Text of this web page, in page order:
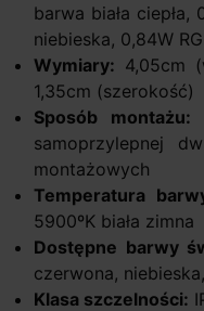
barwa biała
niebieska, 0,84W
Wymiary: 4,05cm
1,35cm (szerokość)
Sposób montażu:
samoprzylepnej
montażowych
Temperatura
5900ºK biała zimna
Dostępne barwy
czerwona,
Klasa szczelności: